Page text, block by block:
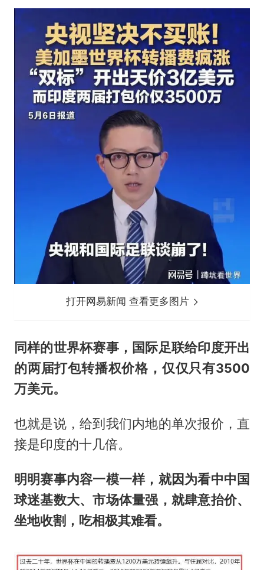
打开网易新闻 查看更多图片
同样的世界杯赛事，国际足联给印度开出
的两届打包转播权价格，仅仅只有3500
万美元。
也就是说，给到我们内地的单次报价，直
接是印度的十几倍。
明明赛事内容一模一样，就因为看中中国
球迷基数大、市场体量强，就肆意抬价、
坐地收割，吃相极其难看。